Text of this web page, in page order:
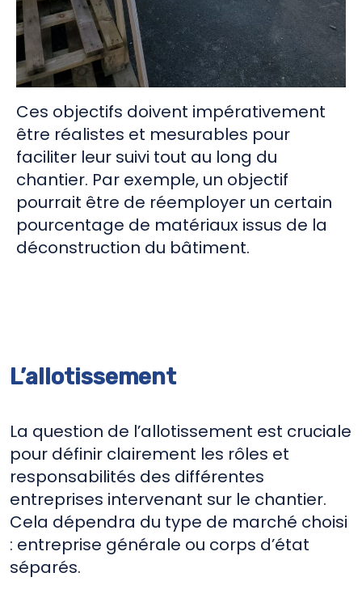
Ces objectifs doivent impérativement
être réalistes et mesurables pour
faciliter leur suivi tout au long du
chantier. Par exemple, un objectif
pourrait être de réemployer un certain
pourcentage de matériaux issus de la
déconstruction du bâtiment.
L’allotissement
La question de l’allotissement est cruciale
pour définir clairement les rôles et
responsabilités des différentes
entreprises intervenant sur le chantier.
Cela dépendra du type de marché choisi
: entreprise générale ou corps d’état
séparés.